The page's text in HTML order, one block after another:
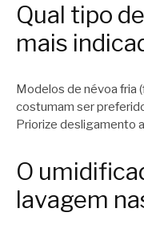
Qual tipo
mais
Modelos de névoa fria
costumam ser
Priorize desligamento
O
lavagem